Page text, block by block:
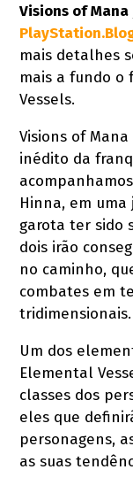
Visions of Mana
mais detalhes
mais a fundo o
Vessels.
Visions of
inédito da
Hinna, em uma
garota ter sido
dois irão
no caminho,
combates em
tridimensionais.
Um dos
Elemental
classes dos
eles que
personagens,
as suas